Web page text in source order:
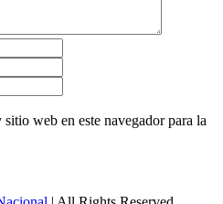
web en este navegador para la